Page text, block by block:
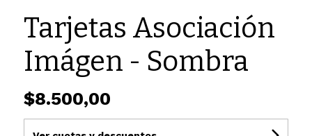
Tarjetas Asociación
Imágen - Sombra
$8.500,00